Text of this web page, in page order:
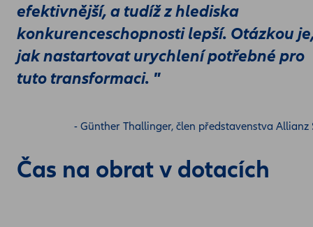
efektivnější, a tudíž z hlediska
konkurenceschopnosti lepší. Otázkou
jak nastartovat urychlení potřebné pro
tuto transformaci. "
- Günther Thallinger, člen představenstva Allianz
Čas na obrat v dotacích